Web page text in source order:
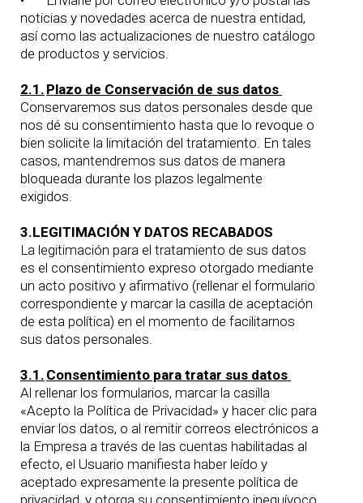
noticias y novedades acerca de nuestra entidad,
así como las actualizaciones de nuestro catálogo
de productos y servicios.
2.1. Plazo de Conservación de sus datos
Conservaremos sus datos personales desde que
nos dé su consentimiento hasta que lo revoque o
bien solicite la limitación del tratamiento. En tales
casos, mantendremos sus datos de manera
bloqueada durante los plazos legalmente
exigidos.
3.LEGITIMACIÓN Y DATOS RECABADOS
La legitimación para el tratamiento de sus datos
es el consentimiento expreso otorgado mediante
un acto positivo y afirmativo (rellenar el formulario
correspondiente y marcar la casilla de aceptación
de esta política) en el momento de facilitarnos
sus datos personales.
3.1. Consentimiento para tratar sus datos
Al rellenar los formularios, marcar la casilla
«Acepto la Política de Privacidad» y hacer clic para
enviar los datos, o al remitir correos electrónicos a
la Empresa a través de las cuentas habilitadas al
efecto, el Usuario manifiesta haber leído y
aceptado expresamente la presente política de
privacidad, y otorga su consentimiento inequívoco